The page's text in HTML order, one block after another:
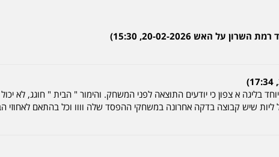
על האש 20-02-2026, 15:30)
בליגה א צפון כי יודעים התוצאה לפני המשחק. והימור " הבית " חוגג, לא
ליות שיש קבוצה בדקה אחרונה במשחקי ההפסד שלה וווו וכל בהתאם לאחוזי